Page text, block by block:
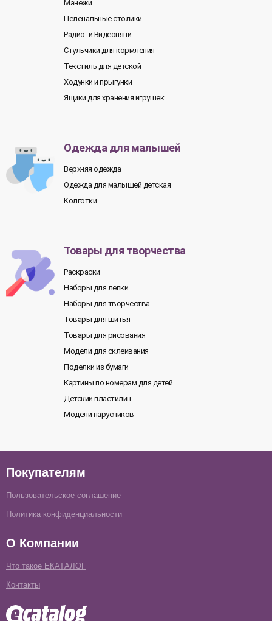
Манежи
Пеленальные столики
Радио- и Видеоняни
Стульчики для кормления
Текстиль для детской
Ходунки и прыгунки
Ящики для хранения игрушек
Одежда для малышей
Верхняя одежда
Одежда для малышей детская
Колготки
Товары для творчества
Раскраски
Наборы для лепки
Наборы для творчества
Товары для шитья
Товары для рисования
Модели для склеивания
Поделки из бумаги
Картины по номерам для детей
Детский пластилин
Модели парусников
Покупателям
Пользовательское соглашение
Политика конфиденциальности
О Компании
Что такое ЕКАТАЛОГ
Контакты